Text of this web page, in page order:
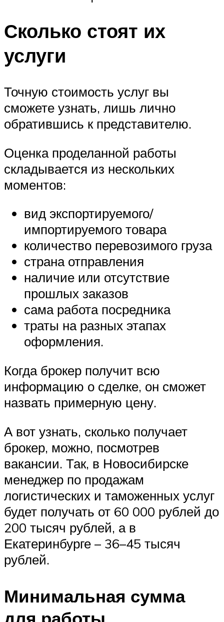
Сколько стоят их
услуги
Точную стоимость услуг вы
сможете узнать, лишь лично
обратившись к представителю.
Оценка проделанной работы
складывается из нескольких
моментов:
вид экспортируемого/
импортируемого товара
количество перевозимого груза
страна отправления
наличие или отсутствие
прошлых заказов
сама работа посредника
траты на разных этапах
оформления.
Когда брокер получит всю
информацию о сделке, он сможет
назвать примерную цену.
А вот узнать, сколько получает
брокер, можно, посмотрев
вакансии. Так, в Новосибирске
менеджер по продажам
логистических и таможенных услуг
будет получать от 60 000 рублей до
200 тысяч рублей, а в
Екатеринбурге – 36–45 тысяч
рублей.
Минимальная сумма